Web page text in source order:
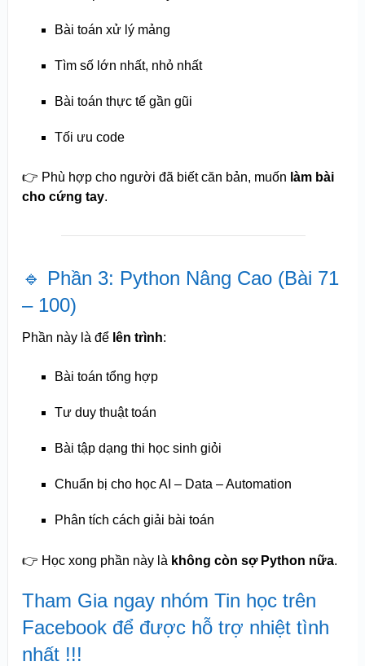
Bài toán xử lý mảng
Tìm số lớn nhất, nhỏ nhất
Bài toán thực tế gần gũi
Tối ưu code
👉 Phù hợp cho người đã biết căn bản, muốn làm bài
cho cứng tay.
🔹 Phần 3: Python Nâng Cao (Bài 71
– 100)
Phần này là để lên trình:
Bài toán tổng hợp
Tư duy thuật toán
Bài tập dạng thi học sinh giỏi
Chuẩn bị cho học AI – Data – Automation
Phân tích cách giải bài toán
👉 Học xong phần này là không còn sợ Python nữa.
Tham Gia ngay nhóm Tin học trên
Facebook để được hỗ trợ nhiệt tình
nhất !!!